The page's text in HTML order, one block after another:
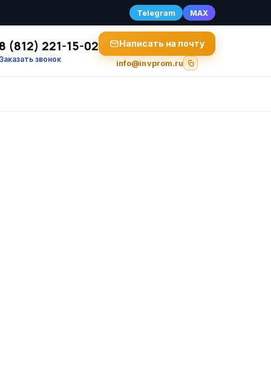
Telegram MAX
(812) 221-15-02
звонок
Написать на почту
info@invprom.ru